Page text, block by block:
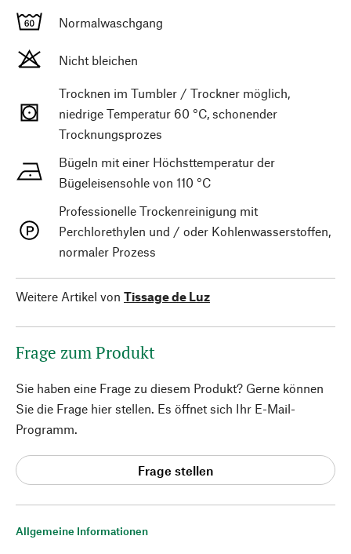
Allgemeine Informationen
Normalwaschgang
Nicht bleichen
Trocknen im Tumbler / Trockner möglich,
niedrige Temperatur 60 °C, schonender
Trocknungsprozes
Bügeln mit einer Höchsttemperatur der
Bügeleisensohle von 110 °C
Professionelle Trockenreinigung mit
Perchlorethylen und / oder Kohlenwasserstoffen,
normaler Prozess
Weitere Artikel von Tissage de Luz
Frage zum Produkt
Sie haben eine Frage zu diesem Produkt? Gerne können
Sie die Frage hier stellen. Es öffnet sich Ihr E-Mail-
Programm.
Frage stellen